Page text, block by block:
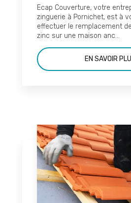
Ecap Couverture, votre
zinguerie à Pornichet, est à
effectuer le remplacement
zinc sur une maison anc...
EN SAVOIR